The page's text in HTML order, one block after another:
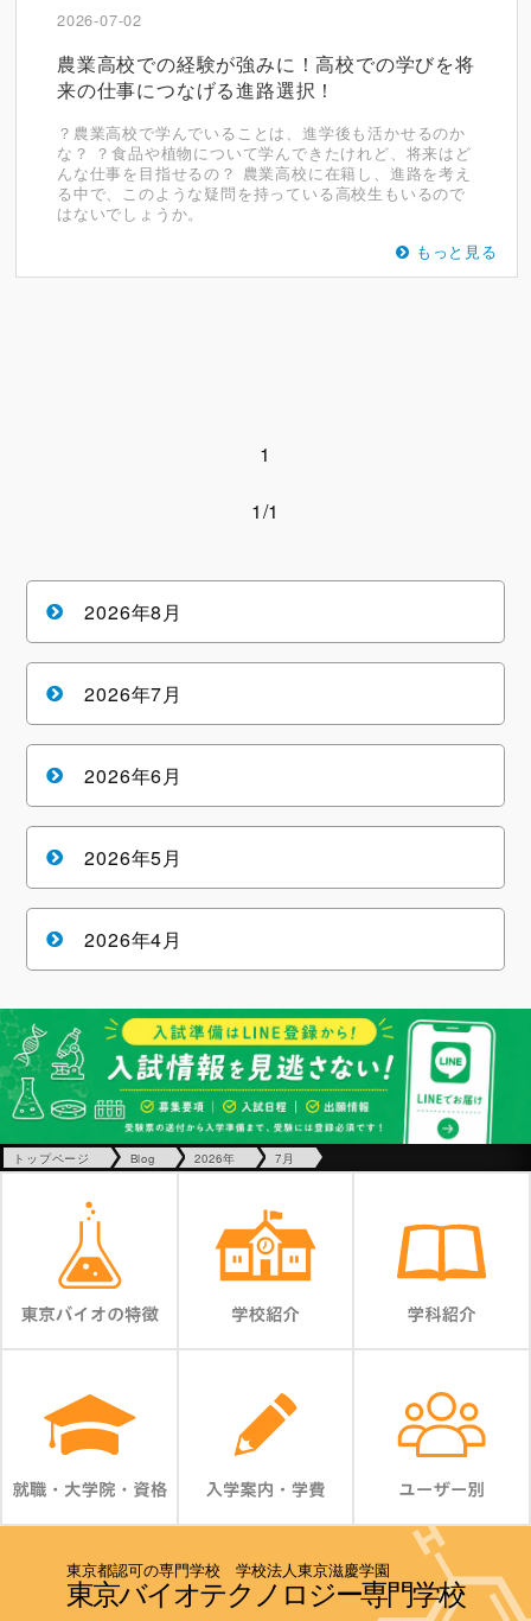
2026-07-02
農業高校での経験が強みに！高校での学びを将
来の仕事につなげる進路選択！
？農業高校で学んでいることは、進学後も活かせるのか
な？ ？食品や植物について学んできたけれど、将来はど
んな仕事を目指せるの？ 農業高校に在籍し、進路を考え
る中で、このような疑問を持っている高校生もいるので
はないでしょうか。
もっと見る
1
1/1
2026年8月
2026年7月
2026年6月
2026年5月
2026年4月
トップページ Blog 2026年 7月
東京都認可の専門学校 学校法人東京滋慶学園
東京バイオテクノロジー専門学校